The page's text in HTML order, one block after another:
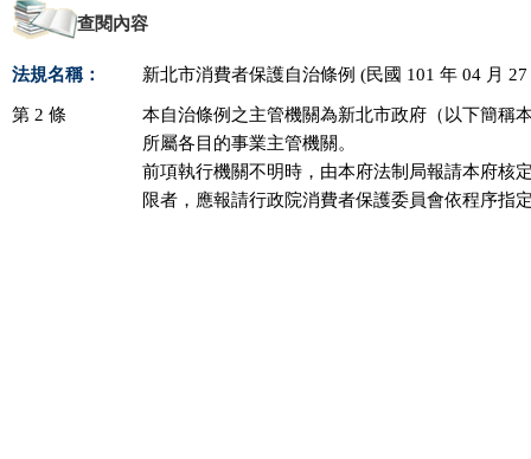
查閱內容
法規名稱： 新北市消費者保護自治條例 (民國 101 年 04 月
第 2 條
本自治條例之主管機關為新北市政府（以下簡稱
所屬各目的事業主管機關。
前項執行機關不明時，由本府法制局報請本府核
限者，應報請行政院消費者保護委員會依程序指